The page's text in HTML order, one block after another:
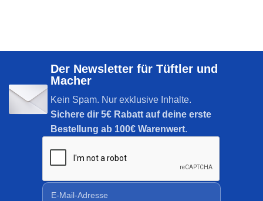
Der Newsletter für Tüftler und
Macher
Kein Spam. Nur exklusive Inhalte.
Sichere dir 5€ Rabatt auf deine erste
Bestellung ab 100€ Warenwert.